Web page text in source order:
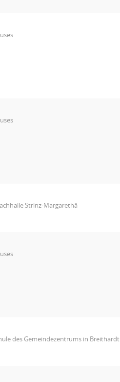
Strinz-Margarethä
des Gemeindezentrums in Breithardt